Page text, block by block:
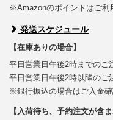
※Amazonのポイントはご利
発送スケジュール
【在庫ありの場合】
平日営業日午後2時までのご
平日営業日午後2時以降のご
※銀行振込の場合はご入金確
【入荷待ち、予約注文が含ま